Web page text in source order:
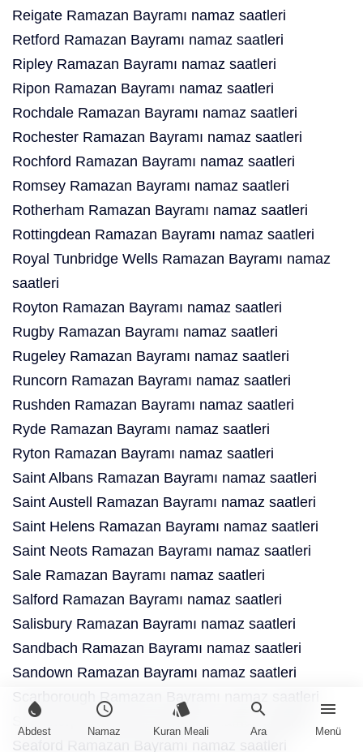
water_drop
Abdest
schedule
Namaz
style
Kuran Meali
search
Ara
menu
Menü
Reigate Ramazan Bayramı namaz saatleri
Retford Ramazan Bayramı namaz saatleri
Ripley Ramazan Bayramı namaz saatleri
Ripon Ramazan Bayramı namaz saatleri
Rochdale Ramazan Bayramı namaz saatleri
Rochester Ramazan Bayramı namaz saatleri
Rochford Ramazan Bayramı namaz saatleri
Romsey Ramazan Bayramı namaz saatleri
Rotherham Ramazan Bayramı namaz saatleri
Rottingdean Ramazan Bayramı namaz saatleri
Royal Tunbridge Wells Ramazan Bayramı namaz
saatleri
Royton Ramazan Bayramı namaz saatleri
Rugby Ramazan Bayramı namaz saatleri
Rugeley Ramazan Bayramı namaz saatleri
Runcorn Ramazan Bayramı namaz saatleri
Rushden Ramazan Bayramı namaz saatleri
Ryde Ramazan Bayramı namaz saatleri
Ryton Ramazan Bayramı namaz saatleri
Saint Albans Ramazan Bayramı namaz saatleri
Saint Austell Ramazan Bayramı namaz saatleri
Saint Helens Ramazan Bayramı namaz saatleri
Saint Neots Ramazan Bayramı namaz saatleri
Sale Ramazan Bayramı namaz saatleri
Salford Ramazan Bayramı namaz saatleri
Salisbury Ramazan Bayramı namaz saatleri
Sandbach Ramazan Bayramı namaz saatleri
Sandown Ramazan Bayramı namaz saatleri
Scarborough Ramazan Bayramı namaz saatleri
Scunthorpe Ramazan Bayramı namaz saatleri
Seaford Ramazan Bayramı namaz saatleri